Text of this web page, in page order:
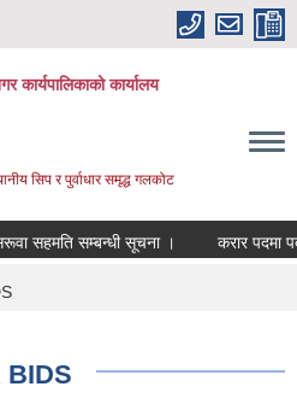
कार्यपालिकाको कार्यालय
सिप र पुर्वाधार समृद्ध गलकोट
सहमति सम्बन्धी सूचना । करार पदमा
BIDS